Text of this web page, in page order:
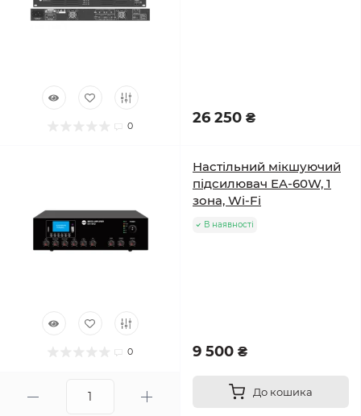
0 26 250 ₴
0
Настільний мікшуючий
підсилювач EA-60W, 1
зона, Wi-Fi
В наявності
9 500 ₴
До кошика